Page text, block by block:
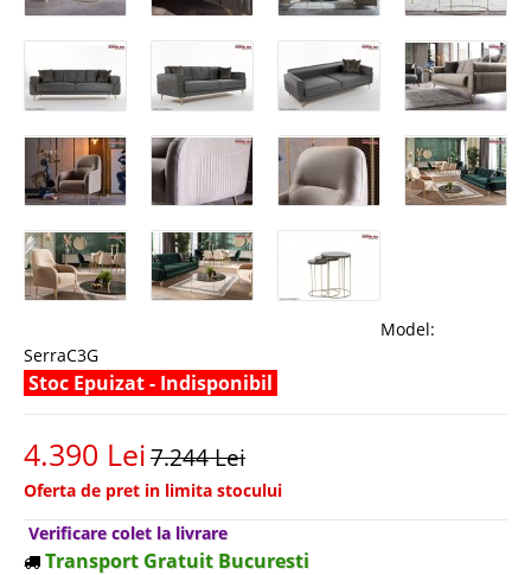
Model:
SerraC3G
Stoc Epuizat - Indisponibil
4.390 Lei7.244 Lei
Oferta de pret in limita stocului
Verificare colet la livrare
Transport Gratuit Bucuresti